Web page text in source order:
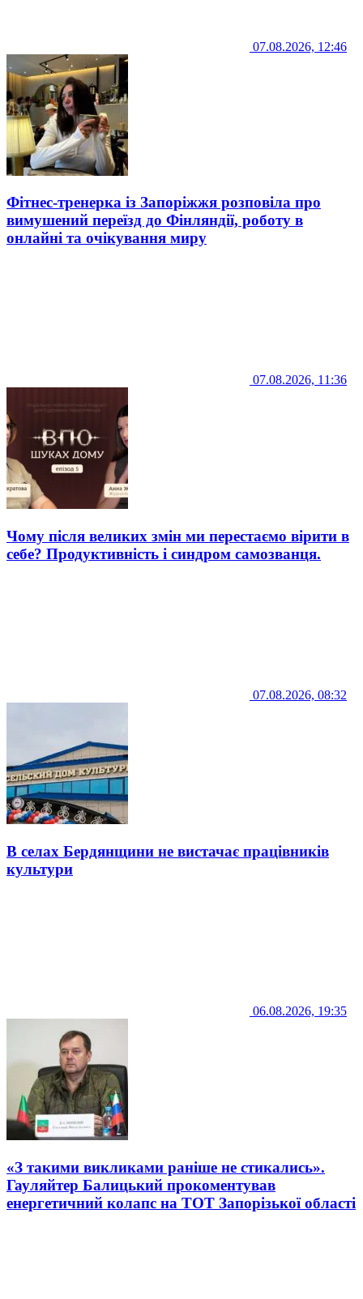
07.08.2026, 12:46
Фітнес-тренерка із Запоріжжя розповіла про
вимушений переїзд до Фінляндії, роботу в
онлайні та очікування миру
07.08.2026, 11:36
Чому після великих змін ми перестаємо вірити в
себе? Продуктивність і синдром самозванця.
07.08.2026, 08:32
В селах Бердянщини не вистачає працівників
культури
06.08.2026, 19:35
«З такими викликами раніше не стикались».
Гауляйтер Балицький прокоментував
енергетичний колапс на ТОТ Запорізької області